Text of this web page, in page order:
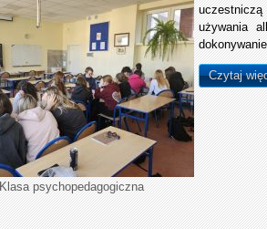
uczestniczą
używania
Czytaj
Klasa psychopedagogiczna